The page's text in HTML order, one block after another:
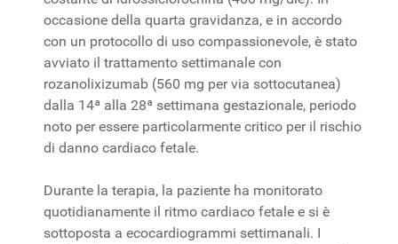
occasione della quarta gravidanza, e in accordo
con un protocollo di uso compassionevole, è stato
avviato il trattamento settimanale con
rozanolixizumab (560 mg per via sottocutanea)
dalla 14ª alla 28ª settimana gestazionale, periodo
noto per essere particolarmente critico per il rischio
di danno cardiaco fetale.
Durante la terapia, la paziente ha monitorato
quotidianamente il ritmo cardiaco fetale e si è
sottoposta a ecocardiogrammi settimanali. I